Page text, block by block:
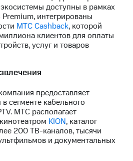
доступны в рамках
интегрированы
МТС Cashback, которой
клиентов для оплаты
услуг и товаров
предоставляет
сегменте кабельного
МТС располагает
KION, каталог
200ТВ-каналов, тысячи
и документальных